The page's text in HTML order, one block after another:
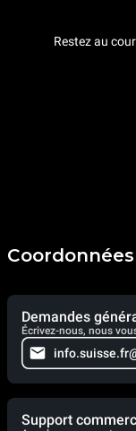
Restez au
Demandes
Écrivez-nous, nous
Support